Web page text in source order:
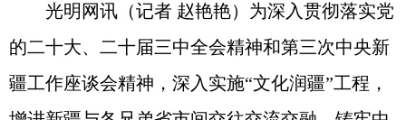
光明网讯（记者 赵艳艳）为深入贯彻落实党
的二十大、二十届三中全会精神和第三次中央新
疆工作座谈会精神，深入实施“文化润疆”工程，